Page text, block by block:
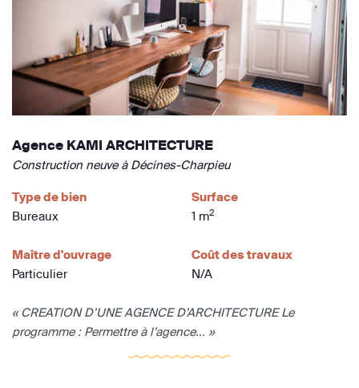
Agence KAMI ARCHITECTURE
Construction neuve à Décines-Charpieu
Type de bien
Bureaux
Surface
1 m2
Maître d'ouvrage
Particulier
Coût des travaux
N/A
« CREATION D’UNE AGENCE D’ARCHITECTURE Le
programme : Permettre à l’agence... »